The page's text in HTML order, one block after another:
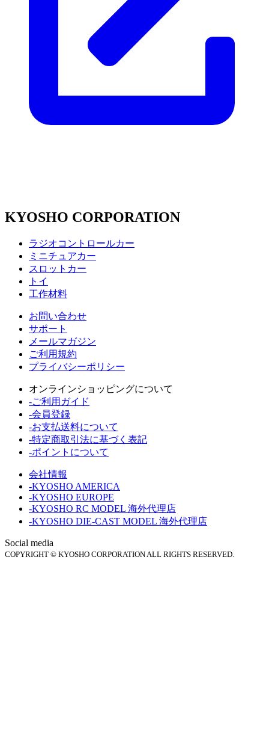
KYOSHO CORPORATION
ラジオコントロールカー
ミニチュアカー
スロットカー
トイ
工作材料
お問い合わせ
サポート
メールマガジン
ご利用規約
プライバシーポリシー
オンラインショッピングについて
-ご利用ガイド
-会員登録
-お支払送料について
-特定商取引法に基づく表記
-ポイントについて
会社情報
-KYOSHO AMERICA
-KYOSHO EUROPE
-KYOSHO RC MODEL 海外代理店
-KYOSHO DIE-CAST MODEL 海外代理店
Social media
COPYRIGHT © KYOSHO CORPORATION ALL RIGHTS RESERVED.